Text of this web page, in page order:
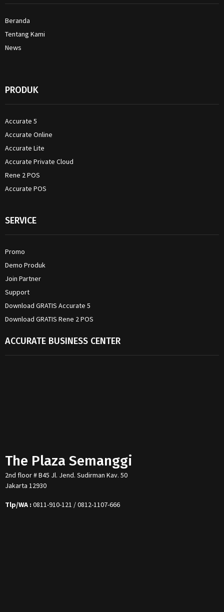
Beranda
Tentang Kami
News
PRODUK
Accurate 5
Accurate Online
Accurate Lite
Accurate Private Cloud
Rene 2 POS
Accurate POS
SERVICE
Promo
Demo Produk
Join Partner
Support
Download GRATIS Accurate 5
Download GRATIS Rene 2 POS
ACCURATE BUSINESS CENTER
The Plaza Semanggi
2nd floor # B45 Jl. Jend. Sudirman Kav. 50
Jakarta 12930
Tlp/WA : 0811-910-121 / 0812-1107-666